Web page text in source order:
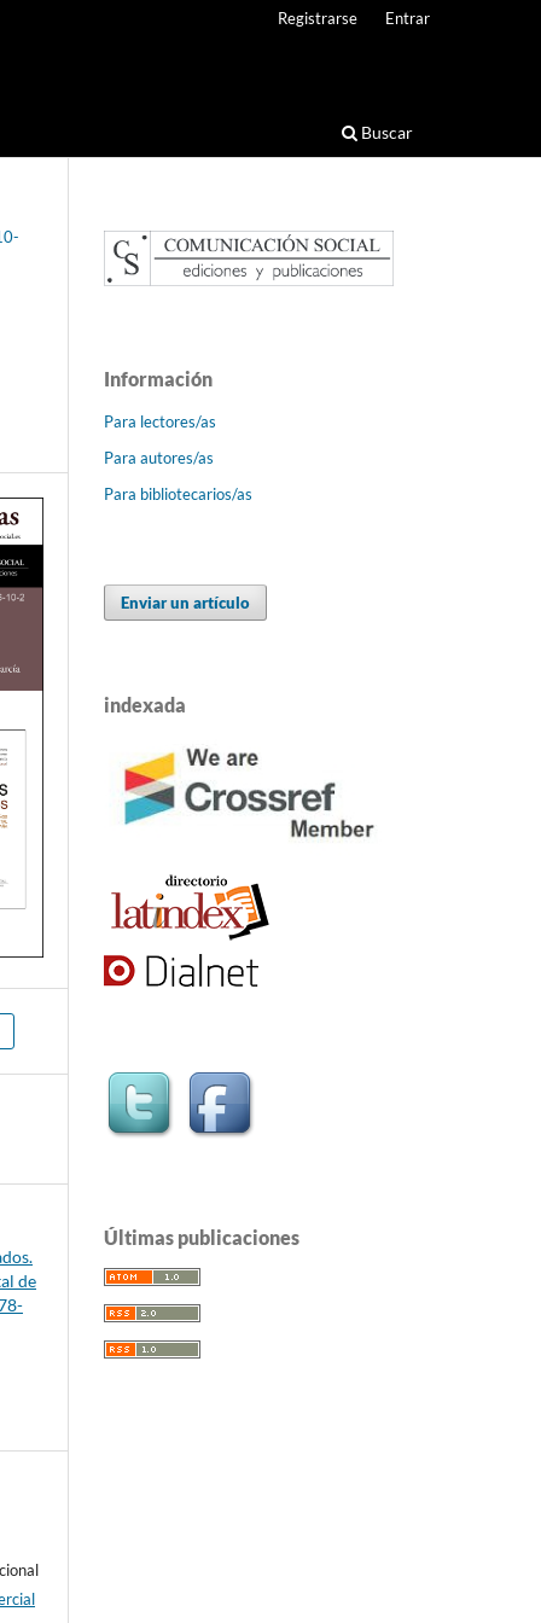
Buscar
Registrarse Entrar
de
Información
Para lectores/as
Para autores/as
Para bibliotecarios/as
Enviar un artículo
indexada
Últimas publicaciones